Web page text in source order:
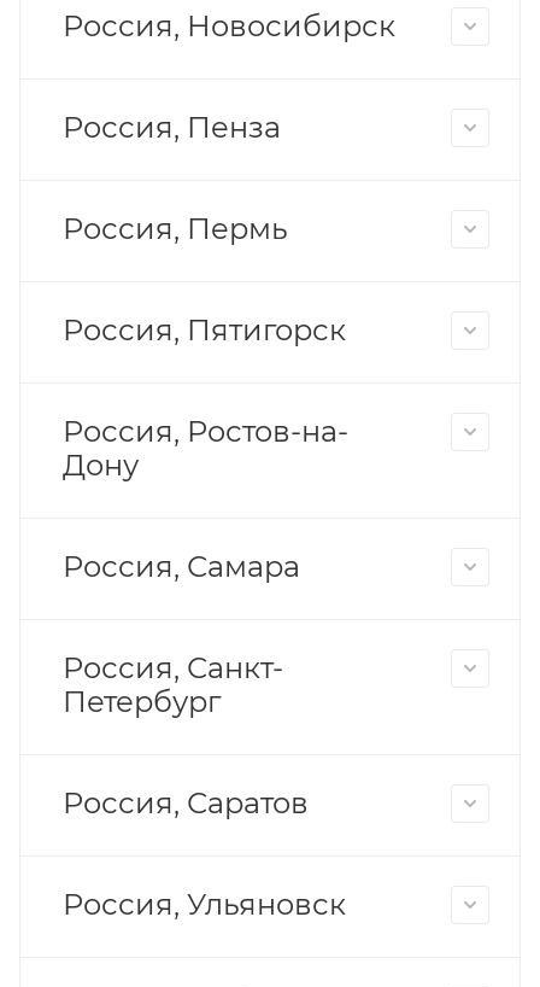
Россия, Новосибирск
Россия, Пенза
Россия, Пермь
Россия, Пятигорск
Россия, Ростов-на-
Дону
Россия, Самара
Россия, Санкт-
Петербург
Россия, Саратов
Россия, Ульяновск